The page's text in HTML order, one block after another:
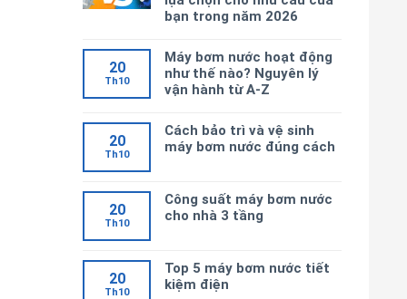
bạn trong năm 2026
20
Th10
Máy bơm nước hoạt động
như thế nào? Nguyên lý
vận hành từ A-Z
20
Th10
Cách bảo trì và vệ sinh
máy bơm nước đúng cách
20
Th10
Công suất máy bơm nước
cho nhà 3 tầng
20
Th10
Top 5 máy bơm nước tiết
kiệm điện